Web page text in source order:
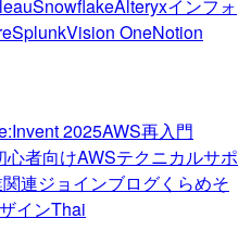
SnowflakeAlteryxインフォ
SplunkVision OneNotion
2025AWS再入門
心者向けAWSテクニカルサポ
連ジョインブログくらめそ
インThai